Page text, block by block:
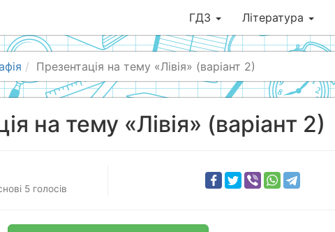
ГДЗ Література
Презентація на тему «Лівія» (варіант 2)
на тему «Лівія» (варіант 2)
5голосів